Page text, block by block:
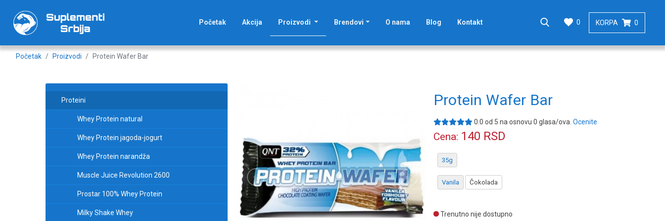
Početak Akcija Proizvodi (current)Brendovi O nama Blog Kontakt 0 KORPA 0
Početak Proizvodi Protein Wafer Bar
Proteini
Whey Protein natural
Whey Protein jagoda-jogurt
Whey Protein narandža
Muscle Juice Revolution 2600
Prostar 100% Whey Protein
Milky Shake Whey
Protein Wafer Bar
0.0 od 5 na osnovu 0 glasa/ova. Ocenite
Cena: 140 RSD
35g
Vanila Čokolada
Trenutno nije dostupno